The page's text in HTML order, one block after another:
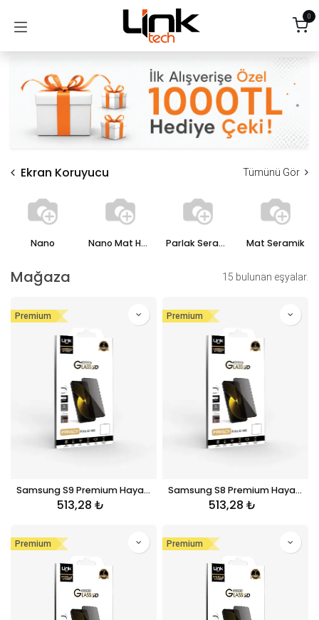
0
Ekran Koruyucu Tümünü Gör
Nano Nano Mat Hayalet Parlak Seramik Mat Seramik
Mağaza 15 bulunan eşyalar.
Premium
Samsung S9 Premium Hayalet Kırılmaz Ekran Koruyucu Cam
513,28 ₺
Premium
Samsung S8 Premium Hayalet Kırılmaz Ekran Koruyucu Cam
513,28 ₺
Premium Premium